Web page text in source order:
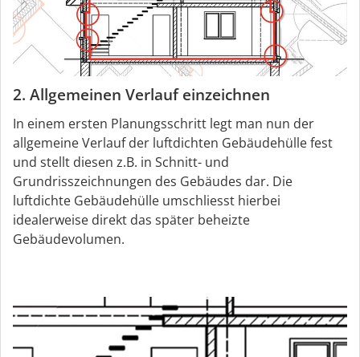
2. Allgemeinen Verlauf einzeichnen
In einem ersten Planungsschritt legt man nun der
allgemeine Verlauf der luftdichten Gebäudehülle fest
und stellt diesen z.B. in Schnitt- und
Grundrisszeichnungen des Gebäudes dar. Die
luftdichte Gebäudehülle umschliesst hierbei
idealerweise direkt das später beheizte
Gebäudevolumen.